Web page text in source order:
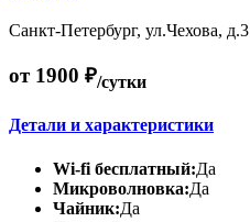
Санкт-Петербург, ул.Чехова, д.3
от 1900 ₽/сутки
Детали и характеристики
Wi-fi бесплатный:Да
Микроволновка:Да
Чайник:Да